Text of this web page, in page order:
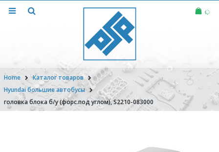
Home
Каталог товаров
Hyundai большие автобусы
головка блока б/у (форс.под углом), S2210-083000